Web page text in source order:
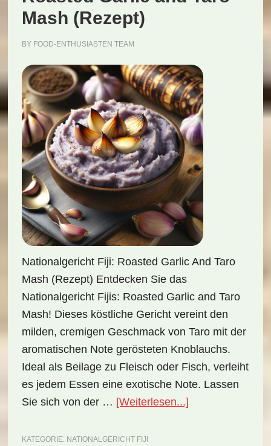
Mash (Rezept)
BY FOOD-ENTHUSIASTEN TEAM
Nationalgericht Fiji: Roasted Garlic And Taro
Mash (Rezept) Entdecken Sie das
Nationalgericht Fijis: Roasted Garlic and Taro
Mash! Dieses köstliche Gericht vereint den
milden, cremigen Geschmack von Taro mit der
aromatischen Note gerösteten Knoblauchs.
Ideal als Beilage zu Fleisch oder Fisch, verleiht
es jedem Essen eine exotische Note. Lassen
Sie sich von der … [Weiterlesen...]
KATEGORIE: NATIONALGERICHT FIJI